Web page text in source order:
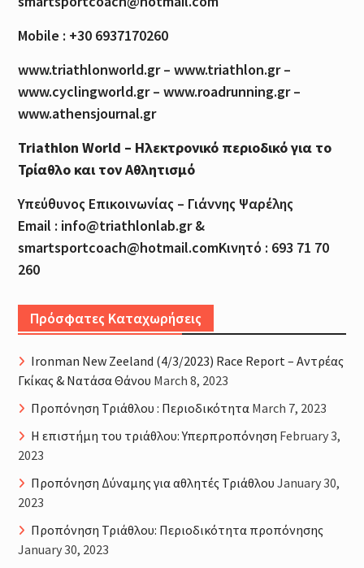
Mobile : +30 6937170260
www.triathlonworld.gr – www.triathlon.gr –
www.cyclingworld.gr – www.roadrunning.gr –
www.athensjournal.gr
Triathlon World – Ηλεκτρονικό περιοδικό για το
Τρίαθλο και τον Αθλητισμό
Υπεύθυνος Επικοινωνίας – Γιάννης Ψαρέλης
Email : info@triathlonlab.gr &
smartsportcoach@hotmail.comΚινητό : 693 71 70
260
Πρόσφατες Καταχωρήσεις
Ironman New Zeeland (4/3/2023) Race Report – Αντρέας
Γκίκας & Νατάσα Θάνου March 8, 2023
Προπόνηση Τριάθλου : Περιοδικότητα March 7, 2023
H επιστήμη του τριάθλου: Υπερπροπόνηση February 3,
2023
Προπόνηση Δύναμης για αθλητές Τριάθλου January 30,
2023
Προπόνηση Τριάθλου: Περιοδικότητα προπόνησης
January 30, 2023